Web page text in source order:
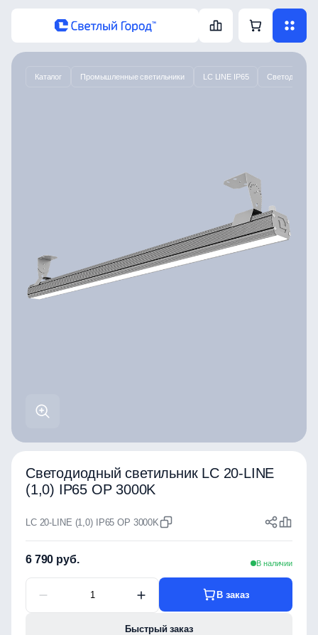
Каталог Промышленные светильники LC LINE IP65
Светодиодный светильник LC 20-LINE
(1,0) IP65 OP 3000K
LC 20-LINE (1,0) IP65 OP 3000K
6 790 руб. В наличии
В заказ
Быстрый заказ